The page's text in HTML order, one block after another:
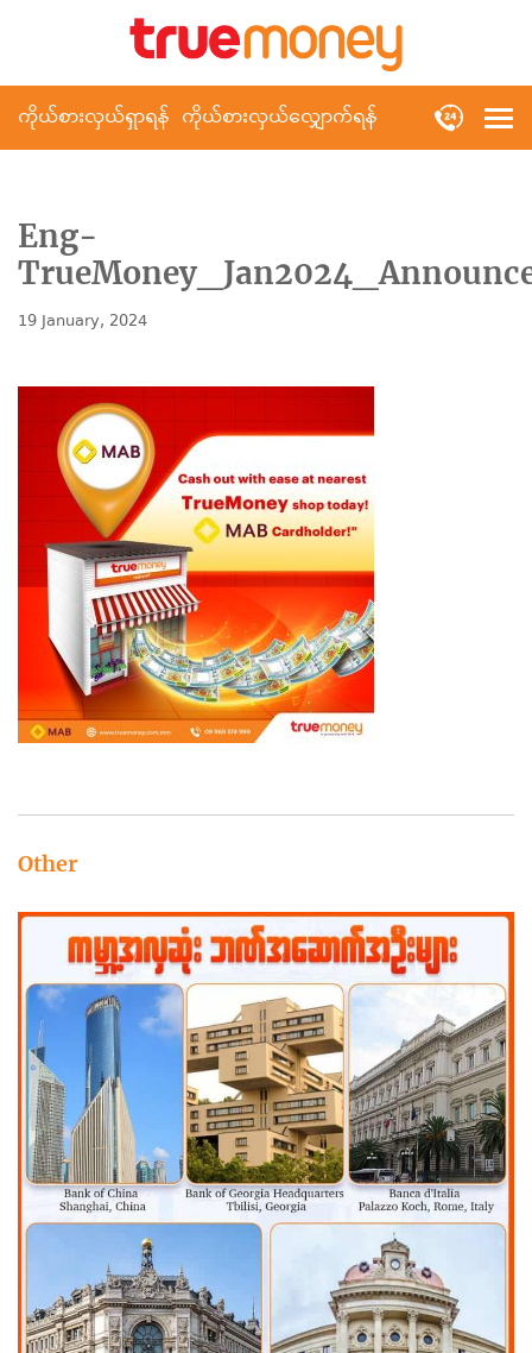
ကိုယ်စားလှယ်ရှာရန် ကိုယ်စားလှယ်လျှောက်ရန်
Eng-
19 January, 2024
Other